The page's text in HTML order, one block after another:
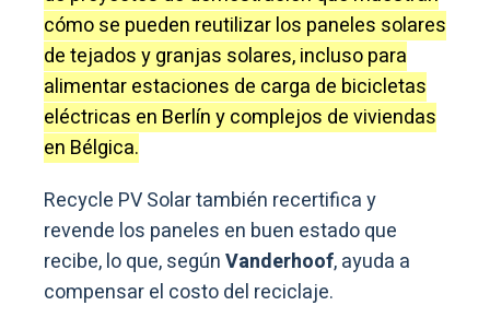
cómo se pueden reutilizar los paneles solares
de tejados y granjas solares, incluso para
alimentar estaciones de carga de bicicletas
eléctricas en Berlín y complejos de viviendas
en Bélgica.
Recycle PV Solar también recertifica y
revende los paneles en buen estado que
recibe, lo que, segúnVanderhoof, ayuda a
compensar el costo del reciclaje.